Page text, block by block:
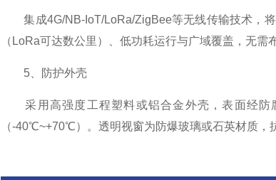
集成4G/NB-IoT/LoRa/ZigBee等无线传输技术，将
（LoRa可达数公里）、低功耗运行与广域覆盖，无需
5、防护外壳
采用高强度工程塑料或铝合金外壳，表面经防
（-40℃~+70℃）。透明视窗为防爆玻璃或石英材质，